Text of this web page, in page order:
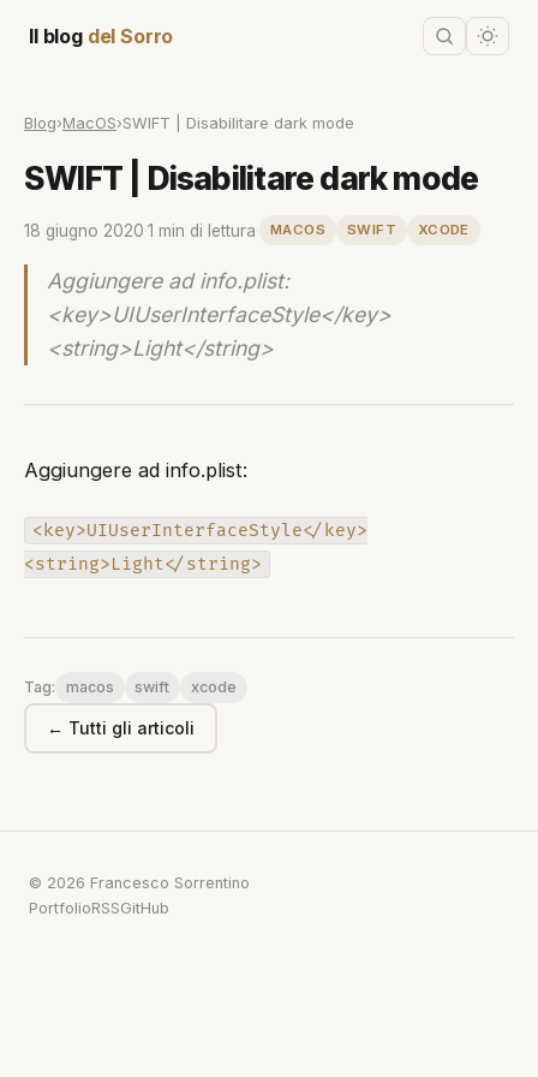
Il blog del Sorro
Blog›MacOS›SWIFT | Disabilitare dark mode
SWIFT | Disabilitare dark mode
18 giugno 2020 1 min di lettura MACOS SWIFT XCODE
Aggiungere ad info.plist:
<key>UIUserInterfaceStyle</key>
<string>Light</string>
Aggiungere ad info.plist:
<key>UIUserInterfaceStyle</key>
<string>Light</string>
Tag: macos swift xcode
← Tutti gli articoli
© 2026 Francesco Sorrentino
PortfolioRSSGitHub